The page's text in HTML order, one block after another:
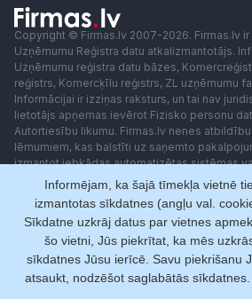
Copyright © Firmas.lv 2007-2026. Firmas.lv
Uzņēmumu Reģistra datu atkalizmantotājs.
Uzņēmumu reģistra datu bāzes,
reģistrs, Komercķīlu reģistrs, ZL uzņēmumu
Informācijai ir izziņas raksturs, un tai nav
lietotājs apņemas ievērot Fizisko personu
Autortiesību likumu. Firmas.lv nenes
lēmumiem, kas balstīti uz saņemto
izmantot jebkādas automatizētas sistēmas
piekļuvei sistēmai bez rakstiskas
redaktore: Ingūna Pempere.
Lietošanas noteikumiPrivātuma politika
Informējam, ka šajā tīmekļa vietnē
izmantotas sīkdatnes (angļu val.
Sīkdatne uzkrāj datus par vietnes
šo vietni, Jūs piekrītat, ka mēs
sīkdatnes Jūsu ierīcē. Savu piekrišanu
atsaukt, nodzēšot saglabātās sīkdatnes.